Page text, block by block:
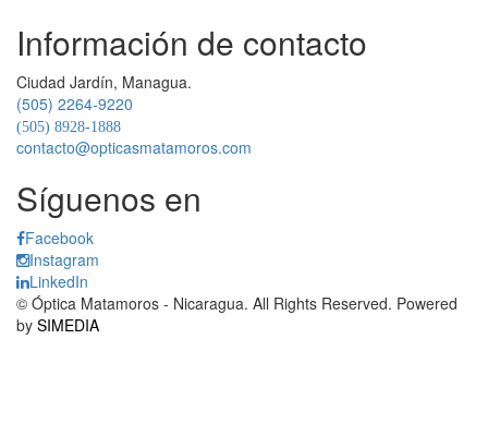
Información de contacto
Ciudad Jardín, Managua.
(505) 2264-9220
(505) 8928-1888
contacto@opticasmatamoros.com
Síguenos en
Facebook
Instagram
LinkedIn
© Óptica Matamoros - Nicaragua. All Rights Reserved. Powered
by SIMEDIA